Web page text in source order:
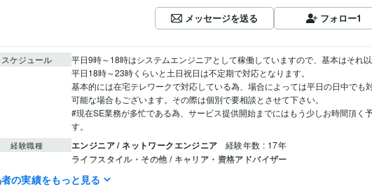
メッセージを送る フォロー1
スケジュール
平日9時～18時はシステムエンジニアとして稼働していますので、基本はそれ
平日18時～23時くらいと土日祝日は不定期で対応となります。
基本的には在宅テレワークで対応している為、場合によっては平日の日中でも
可能な場合もございます。その際は個別で要相談とさせて下さい。
#現在SE業務が多忙である為、サービス提供開始までにはもう少しお時間頂く
す。
経験職種 エンジニア / ネットワークエンジニア 経験年数 : 17年
ライフスタイル・その他 / キャリア・資格アドバイザー
ライフスタイル・その他 / シェフ・パティシエ
の実績をもっと見る